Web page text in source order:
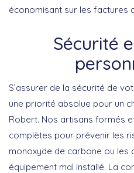
économisant sur les factures
Sécurité
S’assurer de la sécurité de
une priorité absolue pour un
Robert. Nos artisans formés
complètes pour prévenir les
monoxyde de carbone ou les
équipement mal installé. La